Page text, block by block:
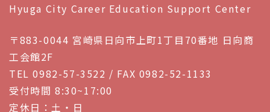
Hyuga City Career Education Support Center
〒883-0044 宮崎県日向市上町1丁目70番地 日向商
工会館2F
TEL 0982-57-3522 / FAX 0982-52-1133
受付時間 8:30~17:00
定休日：土・日